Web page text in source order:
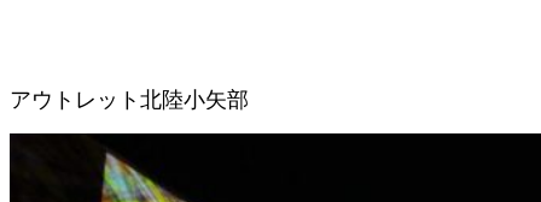
アウトレット北陸小矢部